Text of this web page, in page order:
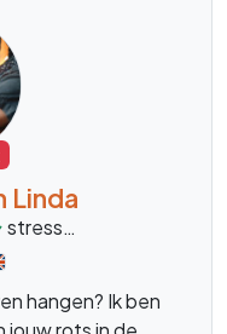
Linda
stress
hangen? Ik ben